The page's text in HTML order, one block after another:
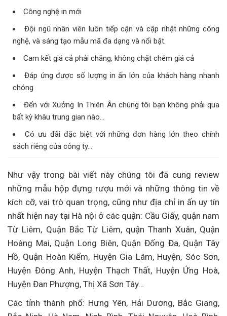
Công nghệ in mới
Đội ngũ nhân viên luôn tiếp cận và cập nhật những công
nghệ, và sáng tạo mẫu mã đa dạng và nổi bật.
Cam kết giá cả phải chăng, không chặt chém giá cả
Đáp ứng được số lượng in ấn lớn của khách hàng nhanh
chóng
Đến với Xưởng In Thiên Ân chúng tôi bạn không phải qua
bất kỳ khâu trung gian nào…
Có ưu đãi đặc biệt với những đơn hàng lớn theo chính
sách riêng của công ty…
Như vậy trong bài viết này chúng tôi đã cung review
những mẫu hộp đựng rượu mới và những thông tin về
kích cỡ, vai trò quan trọng, cũng như địa chỉ in ấn uy tín
nhất hiện nay tại Hà nội ở các quận: Cầu Giấy, quận nam
Từ Liêm, Quận Bắc Từ Liêm, quận Thanh Xuân, Quận
Hoàng Mai, Quận Long Biên, Quận Đống Đa, Quận Tây
Hồ, Quận Hoàn Kiếm, Huyện Gia Lâm, Huyện, Sóc Sơn,
Huyện Đông Anh, Huyện Thạch Thất, Huyện Ứng Hoà,
Huyện Đan Phượng, Thị Xã Sơn Tây…
Các tỉnh thành phố: Hưng Yên, Hải Dương, Bắc Giang,